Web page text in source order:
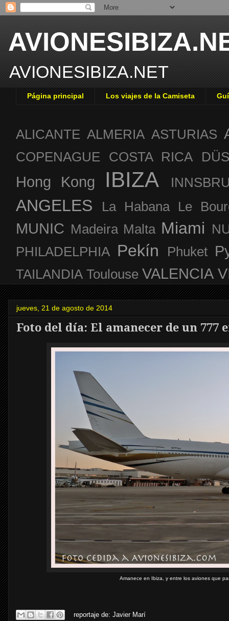
AVIONESIBIZA.NET
Página principal Los viajes de la Camiseta
ALICANTE ALMERIA ASTURIAS
COPENAGUE COSTA RICA
Hong Kong IBIZA
ANGELES La Habana Le
MUNIC Madeira Malta Miami
PHILADELPHIA Pekín Phuket
TAILANDIA Toulouse VALENCIA
jueves, 21 de agosto de 2014
Foto del día: El amanecer de un 777
Amanece en Ibiza, y entre los aviones que
reportaje de: Javier Marí